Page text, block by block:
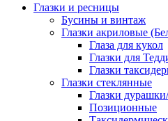
Глазки и ресницы
Бусины и винтаж
Глазки акриловые
Глаза для кукол
Глазки для
Глазки
Глазки стеклянные
Глазки
Позиционные